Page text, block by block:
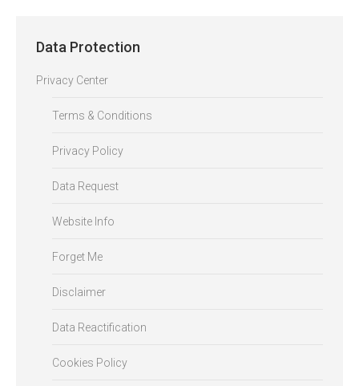
Data Protection
Privacy Center
Terms & Conditions
Privacy Policy
Data Request
Website Info
Forget Me
Disclaimer
Data Reactification
Cookies Policy